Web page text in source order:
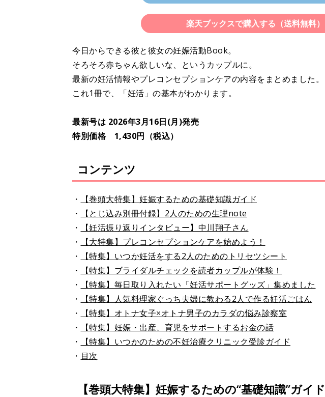
楽天ブックスで購入する（送料無料）
今日からできる彼と彼女の妊娠活動Book。
そろそろ赤ちゃん欲しいな、というカップルに。
最新の妊活情報やプレコンセプションケアの内容をまとめました。
これ1冊で、「妊活」の基本がわかります。
最新号は 2026年3月16日(月)発売
特別価格 1,430円（税込）
コンテンツ
・
【巻頭大特集】妊娠するための基礎知識ガイド
・
【とじ込み別冊付録】2人のための生理note
・
【妊活振り返りインタビュー】中川翔子さん
・
【大特集】プレコンセプションケアを始めよう！
・
【特集】いつか妊活をする2人のためのトリセツシート
・
【特集】ブライダルチェックを読者カップルが体験！
・
【特集】毎日取り入れたい「妊活サポートグッズ」集めました
・
【特集】人気料理家ぐっち夫婦に教わる2人で作る妊活ごはん
・
【特集】オトナ女子×オトナ男子のカラダの悩み診察室
・
【特集】妊娠・出産、育児をサポートするお金の話
・
【特集】いつかのための不妊治療クリニック受診ガイド
・ 目次
【巻頭大特集】妊娠するための“基礎知識”ガイド